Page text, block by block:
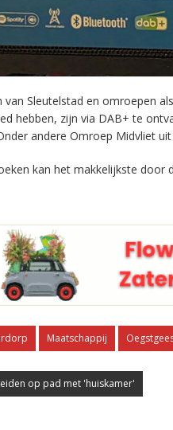
van Sleutelstad en omroepen
hebben, zijn via DAB+ te
andere Omroep Midvliet
kan het makkelijkste door
Maatschappij
op pad met 'huiskamer'